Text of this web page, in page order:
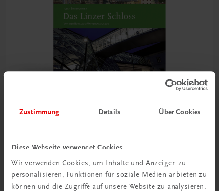
Zustimmung Details Über Cookies
Diese Webseite verwendet Cookies
Wir verwenden Cookies, um Inhalte und Anzeigen zu
personalisieren, Funktionen für soziale Medien anbieten zu
können und die Zugriffe auf unsere Website zu analysieren.